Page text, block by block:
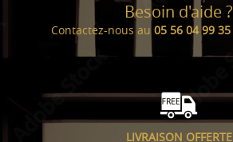
Besoin d'aide ?
Contactez-nous au 05 56 04 99 35
LIVRAISON OFFERTE